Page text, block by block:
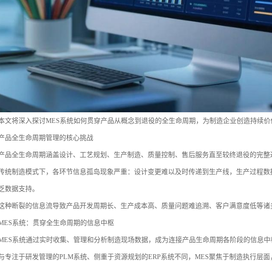
文将深入探讨MES系统如何贯穿产品从概念到退役的全生命周期，为制造企业创造持续价
品全生命周期管理的核心挑战
品全生命周期涵盖设计、工艺规划、生产制造、质量控制、售后服务直至较终退役的完整
统制造模式下，各环节信息孤岛现象严重：设计变更难以及时传递到生产线，生产过程
数据支持。
种断裂的信息流导致产品开发周期长、生产成本高、质量问题难追溯、客户满意度低等诸
系统：贯穿全生命周期的信息中枢
系统通过实时收集、管理和分析制造现场数据，成为连接产品生命周期各阶段的信息中
专注于研发管理的PLM系统、侧重于资源规划的ERP系统不同，MES聚焦于制造执行层